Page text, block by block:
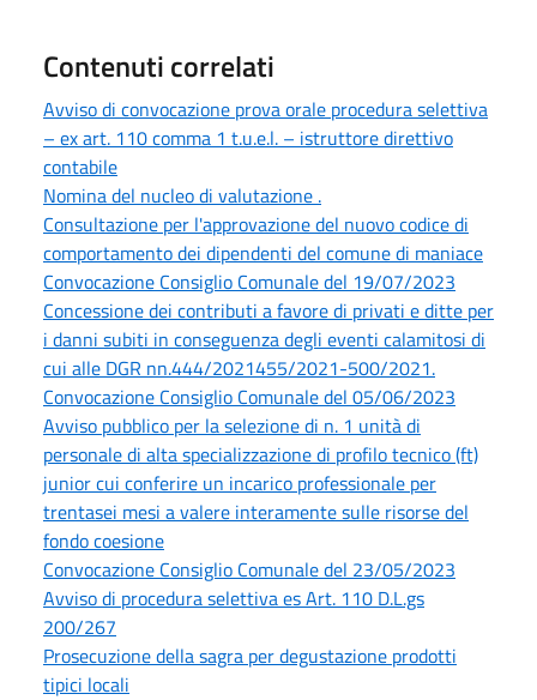
Contenuti correlati
Avviso di convocazione prova orale procedura selettiva
– ex art. 110 comma 1 t.u.e.l. – istruttore direttivo
contabile
Nomina del nucleo di valutazione .
Consultazione per l'approvazione del nuovo codice di
comportamento dei dipendenti del comune di maniace
Convocazione Consiglio Comunale del 19/07/2023
Concessione dei contributi a favore di privati e ditte per
i danni subiti in conseguenza degli eventi calamitosi di
cui alle DGR nn.444/2021455/2021-500/2021.
Convocazione Consiglio Comunale del 05/06/2023
Avviso pubblico per la selezione di n. 1 unità di
personale di alta specializzazione di profilo tecnico (ft)
junior cui conferire un incarico professionale per
trentasei mesi a valere interamente sulle risorse del
fondo coesione
Convocazione Consiglio Comunale del 23/05/2023
Avviso di procedura selettiva es Art. 110 D.L.gs
200/267
Prosecuzione della sagra per degustazione prodotti
tipici locali